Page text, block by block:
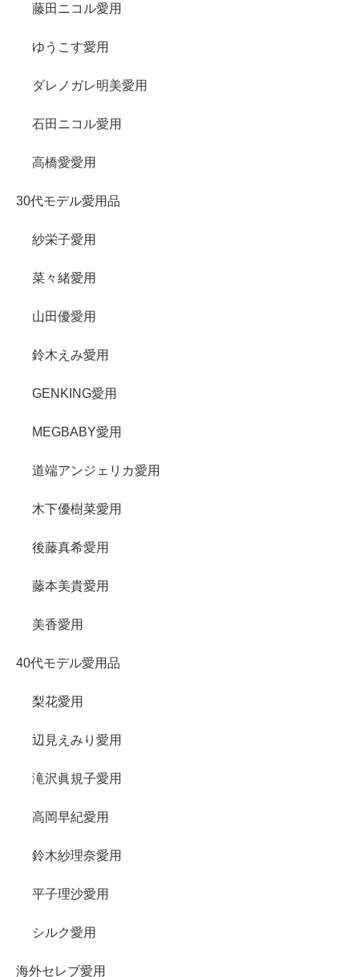
藤田ニコル愛用
ゆうこす愛用
ダレノガレ明美愛用
石田ニコル愛用
高橋愛愛用
30代モデル愛用品
紗栄子愛用
菜々緒愛用
山田優愛用
鈴木えみ愛用
GENKING愛用
MEGBABY愛用
道端アンジェリカ愛用
木下優樹菜愛用
後藤真希愛用
藤本美貴愛用
美香愛用
40代モデル愛用品
梨花愛用
辺見えみり愛用
滝沢眞規子愛用
高岡早紀愛用
鈴木紗理奈愛用
平子理沙愛用
シルク愛用
海外セレブ愛用